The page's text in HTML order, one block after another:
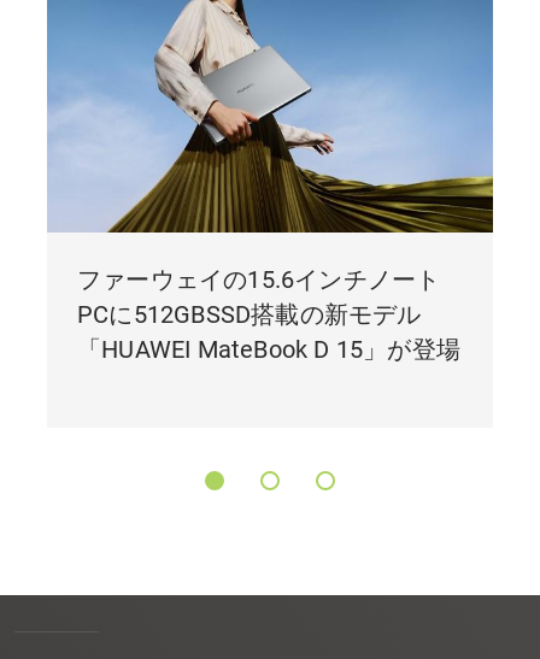
ファーウェイの15.6インチノート
PCに512GBSSD搭載の新モデル
「HUAWEI MateBook D 15」が登場